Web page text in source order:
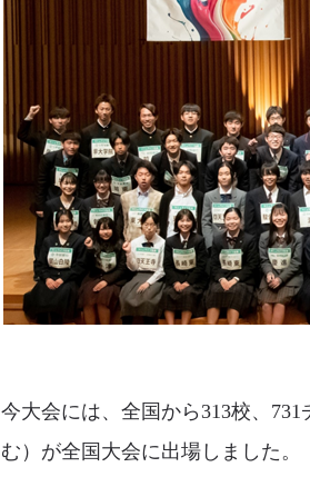
今大会には、全国から313校、
む）が全国大会に出場しました。